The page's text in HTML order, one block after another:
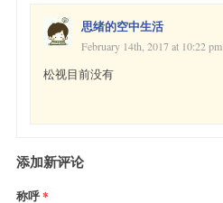
思绪的空中生活
February 14th, 2017 at 10:22 pm
松视目前没有
添加新评论
称呼